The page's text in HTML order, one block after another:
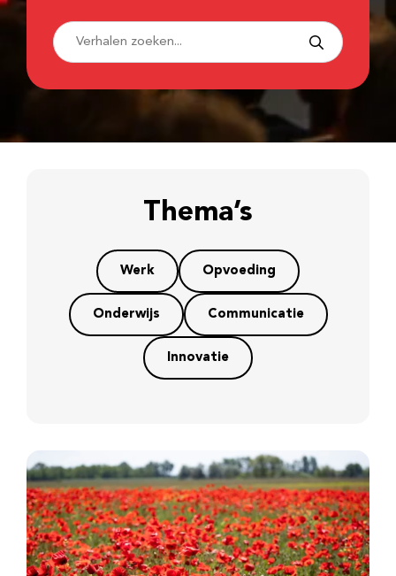
Thema’s
Werk Opvoeding
Onderwijs Communicatie
Innovatie